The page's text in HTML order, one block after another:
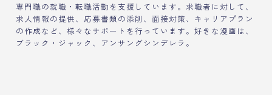
専門職の就職・転職活動を支援しています。求職者に対して、
求人情報の提供、応募書類の添削、面接対策、キャリアプラン
の作成など、様々なサポートを行っています。好きな漫画は、
ブラック・ジャック、アンサングシンデレラ。